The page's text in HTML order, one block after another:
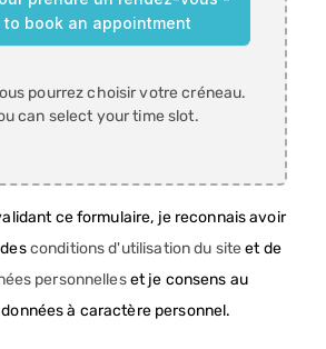
pourrez choisir votre créneau.
can select your time slot.
ce formulaire, je reconnais avoir
conditions d'utilisation du siteet de
personnelleset je consens au
à caractère personnel.